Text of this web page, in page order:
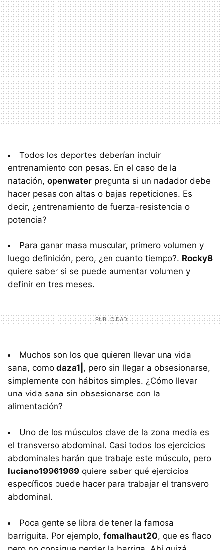
Todos los deportes deberían incluir
entrenamiento con pesas. En el caso de la
natación, openwater pregunta si un nadador debe
hacer pesas con altas o bajas repeticiones. Es
decir, ¿entrenamiento de fuerza-resistencia o
potencia?
Para ganar masa muscular, primero volumen y
luego definición, pero, ¿en cuanto tiempo?. Rocky8
quiere saber si se puede aumentar volumen y
definir en tres meses.
Muchos son los que quieren llevar una vida
sana, como daza1| , pero sin llegar a obsesionarse,
simplemente con hábitos simples. ¿Cómo llevar
una vida sana sin obsesionarse con la
alimentación?
Uno de los músculos clave de la zona media es
el transverso abdominal. Casi todos los ejercicios
abdominales harán que trabaje este músculo, pero
luciano19961969 quiere saber qué ejercicios
específicos puede hacer para trabajar el transvero
abdominal.
Poca gente se libra de tener la famosa
barriguita. Por ejemplo, fomalhaut20, que es flaco